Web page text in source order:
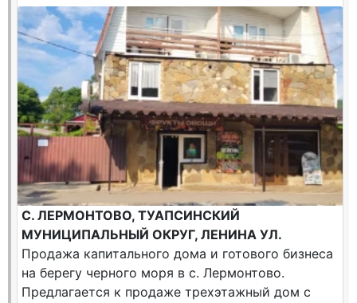
С. ЛЕРМОНТОВО, ТУАПСИНСКИЙ
МУНИЦИПАЛЬНЫЙ ОКРУГ, ЛЕНИНА УЛ.
Продажа капитального дома и готового бизнеса
на берегу черного моря в с. Лермонтово.
Предлагается к продаже трехэтажный дом с